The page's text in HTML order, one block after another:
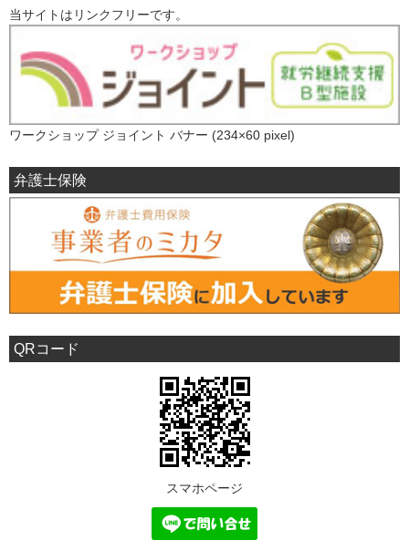
当サイトはリンクフリーです。
ワークショップ ジョイント バナー (234×60 pixel)
弁護士保険
QRコード
スマホページ